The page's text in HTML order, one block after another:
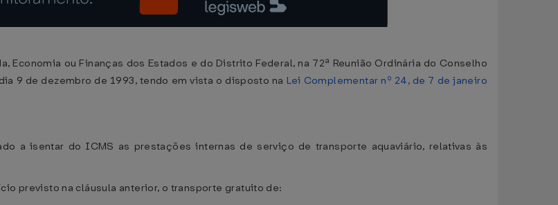
Economia ou Finanças dos Estados e do Distrito Federal, na 72ª Reunião Ordinária do Conselho
9 de dezembro de 1993, tendo em vista o disposto na Lei Complementar nº 24, de 7 de janeiro
a isentar do ICMS as prestações internas de serviço de transporte aquaviário, relativas às
previsto na cláusula anterior, o transporte gratuito de: